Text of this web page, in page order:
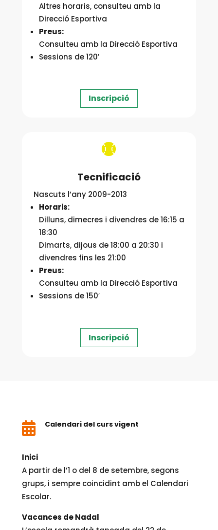
Altres horaris, consulteu amb la
Direcció Esportiva
Preus:
Consulteu amb la Direcció Esportiva
Sessions de 120′
Inscripció

Tecnificació
Nascuts l’any 2009-2013
Horaris:
Dilluns, dimecres i divendres de 16:15 a
18:30
Dimarts, dijous de 18:00 a 20:30 i
divendres fins les 21:00
Preus:
Consulteu amb la Direcció Esportiva
Sessions de 150′
Inscripció
 Calendari del curs vigent
Inici
A partir de l’1 o del 8 de setembre, segons
grups, i sempre coincidint amb el Calendari
Escolar.
Vacances de Nadal